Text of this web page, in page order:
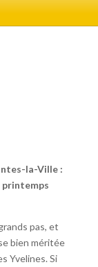
la-Ville :
printemps
pas, et
bien méritée
Yvelines. Si